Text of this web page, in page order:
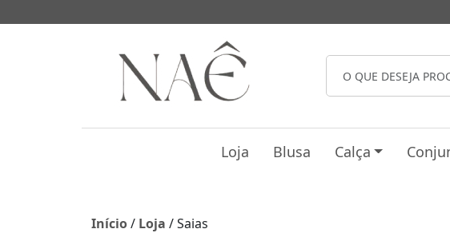
Loja Blusa Calça
Início/ Loja / Saias